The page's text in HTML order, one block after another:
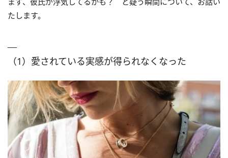
たします。
（1）愛されている実感が得られなくなった